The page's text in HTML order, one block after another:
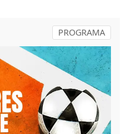
PROGRAMA